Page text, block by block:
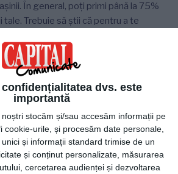
dvs. este
importantă
noștri stocăm și/sau accesăm informații pe
cookie-urile, și procesăm date personale,
și informații standard trimise de un
și conținut personalizate, măsurarea
cercetarea audienței și dezvoltarea
În general, poți primi până la 75%
tale. Trebuie să știi că pentru a te
și să arate impecabil. Pe
ca mașina să fie pe numele tău
că ai vârsta de 18 ani împlinită.
de către ambele părți și
mașina va rămâne în parcarea
amanet. Aceasta este protejată de
si este supravegheată în
și tu acces la monitorizarea mașinii